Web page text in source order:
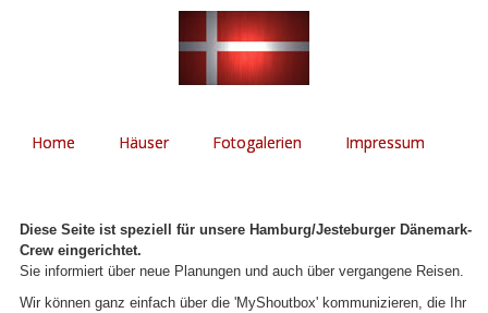
Home Häuser Fotogalerien Impressum
Diese Seite ist speziell für unsere Hamburg/Jesteburger Dänemark-
Crew eingerichtet.
Sie informiert über neue Planungen und auch über vergangene Reisen.
Wir können ganz einfach über die 'MyShoutbox' kommunizieren, die Ihr